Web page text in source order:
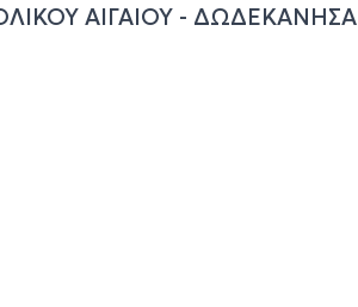
ΑΙΓΑΙΟΥ - ΔΩΔΕΚΑΝΗΣΑ